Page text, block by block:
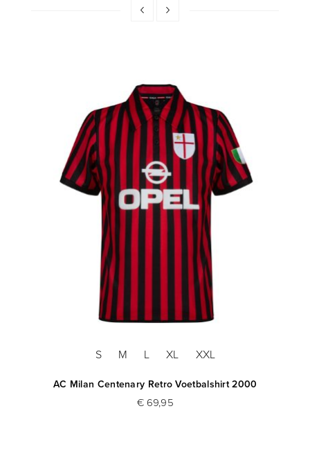
S M L XL XXL
AC Milan Centenary Retro Voetbalshirt 2000
€ 69,95